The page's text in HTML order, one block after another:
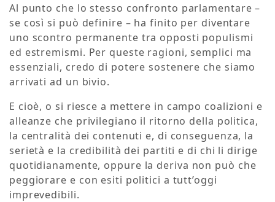
Al punto che lo stesso confronto parlamentare –
se così si può definire – ha finito per diventare
uno scontro permanente tra opposti populismi
ed estremismi. Per queste ragioni, semplici ma
essenziali, credo di potere sostenere che siamo
arrivati ad un bivio.
E cioè, o si riesce a mettere in campo coalizioni e
alleanze che privilegiano il ritorno della politica,
la centralità dei contenuti e, di conseguenza, la
serietà e la credibilità dei partiti e di chi li dirige
quotidianamente, oppure la deriva non può che
peggiorare e con esiti politici a tutt’oggi
imprevedibili.